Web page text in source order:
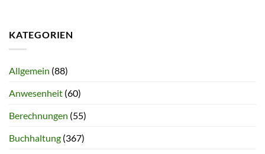
KATEGORIEN
Allgemein (88)
Anwesenheit (60)
Berechnungen (55)
Buchhaltung (367)